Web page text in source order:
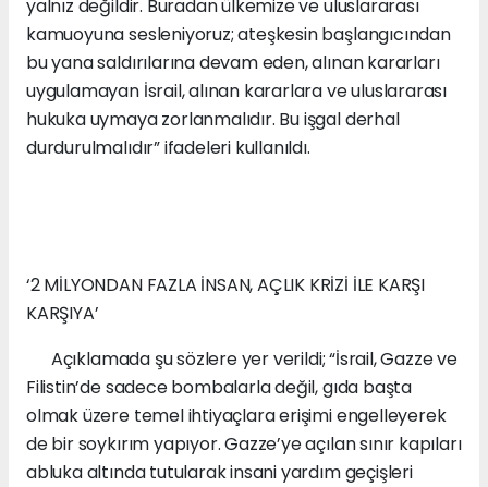
yalnız değildir. Buradan ülkemize ve uluslararası
kamuoyuna sesleniyoruz; ateşkesin başlangıcından
bu yana saldırılarına devam eden, alınan kararları
uygulamayan İsrail, alınan kararlara ve uluslararası
hukuka uymaya zorlanmalıdır. Bu işgal derhal
durdurulmalıdır” ifadeleri kullanıldı.
‘2 MİLYONDAN FAZLA İNSAN, AÇLIK KRİZİ İLE KARŞI
KARŞIYA’
Açıklamada şu sözlere yer verildi; “İsrail, Gazze ve
Filistin’de sadece bombalarla değil, gıda başta
olmak üzere temel ihtiyaçlara erişimi engelleyerek
de bir soykırım yapıyor. Gazze’ye açılan sınır kapıları
abluka altında tutularak insani yardım geçişleri